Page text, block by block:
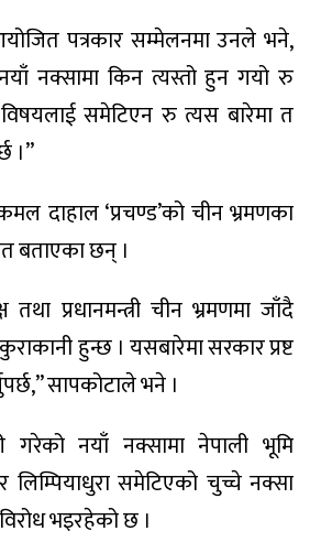
पत्रकार सम्मेलनमा उनले भने,
नक्सामा किन त्यस्तो हुन गयो रु
समेटिएन रु त्यस बारेमा त
।”
दाहाल ‘प्रचण्ड’को चीन भ्रमणका
बताएका छन् ।
तथा प्रधानमन्त्री चीन भ्रमणमा जाँदै
हुन्छ । यसबारेमा सरकार प्रष्ट
सापकोटाले भने ।
गरेको नयाँ नक्सामा नेपाली भूमि
लिम्पियाधुरा समेटिएको चुच्चे नक्सा
भइरहेको छ ।